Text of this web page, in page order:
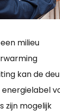
milieu
kan de
energielabel
zijn mogelijk